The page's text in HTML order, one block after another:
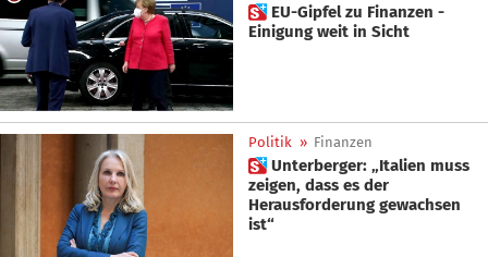
 EU-Gipfel zu Finanzen -
Einigung weit in Sicht
Politik » Finanzen
 Unterberger: „Italien muss
zeigen, dass es der
Herausforderung gewachsen
ist“